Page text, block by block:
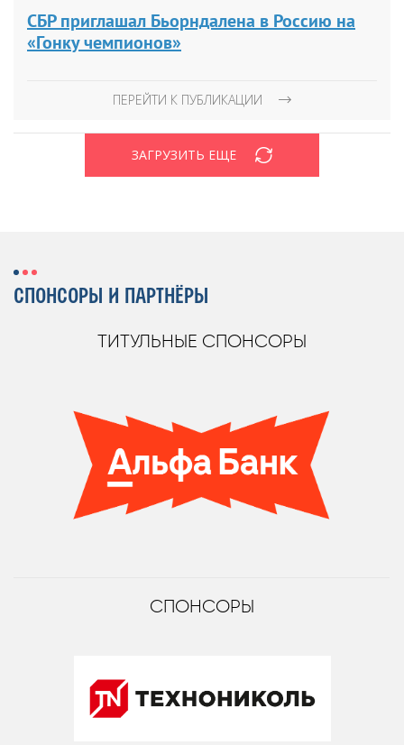
СБР приглашал Бьорндалена в Россию на
«Гонку чемпионов»
ПЕРЕЙТИ К ПУБЛИКАЦИИ
ЗАГРУЗИТЬ ЕЩЕ
СПОНСОРЫ И ПАРТНЁРЫ
ТИТУЛЬНЫЕ СПОНСОРЫ
СПОНСОРЫ